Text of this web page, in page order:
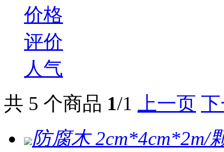
价格
评价
人气
共 5 个商品 1/1 上一页
防腐木 2cm*4cm*2m/